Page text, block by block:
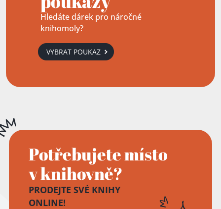
Hledáte dárek pro náročné
knihomoly?
VYBRAT POUKAZ
Potřebujete místo
v knihovně?
PRODEJTE SVÉ KNIHY
ONLINE!